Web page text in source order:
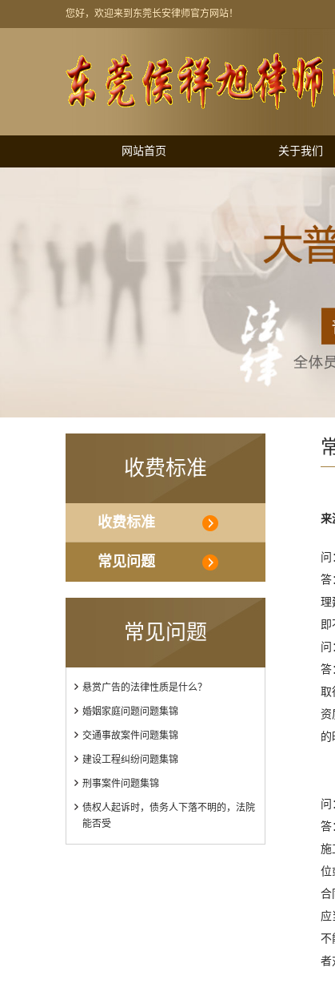
您好，欢迎来到东莞长安律师官方网站！
网站首页 关于我们
收费标准
收费标准
常见问题
常见问题
悬赏广告的法律性质是什么？
婚姻家庭问题问题集锦
交通事故案件问题集锦
建设工程纠纷问题集锦
刑事案件问题集锦
债权人起诉时，债务人下落不明的，法院
能否受
来
问
答
理
即
问
答
取
资
的
问
答
施
位
合
应
不
者